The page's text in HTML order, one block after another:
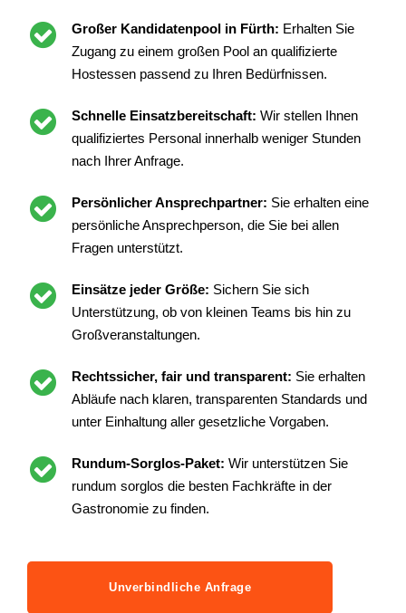
Großer Kandidatenpool in Fürth: Erhalten Sie
Zugang zu einem großen Pool an qualifizierte
Hostessen passend zu Ihren Bedürfnissen.
Schnelle Einsatzbereitschaft: Wir stellen Ihnen
qualifiziertes Personal innerhalb weniger Stunden
nach Ihrer Anfrage.
Persönlicher Ansprechpartner: Sie erhalten eine
persönliche Ansprechperson, die Sie bei allen
Fragen unterstützt.
Einsätze jeder Größe: Sichern Sie sich
Unterstützung, ob von kleinen Teams bis hin zu
Großveranstaltungen.
Rechtssicher, fair und transparent: Sie erhalten
Abläufe nach klaren, transparenten Standards und
unter Einhaltung aller gesetzliche Vorgaben.
Rundum-Sorglos-Paket: Wir unterstützen Sie
rundum sorglos die besten Fachkräfte in der
Gastronomie zu finden.
Unverbindliche Anfrage